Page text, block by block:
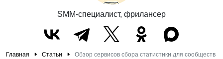
SMM-специалист, фрилансер
Главная Статьи
Обзор сервисов сбора статистики для сообществ